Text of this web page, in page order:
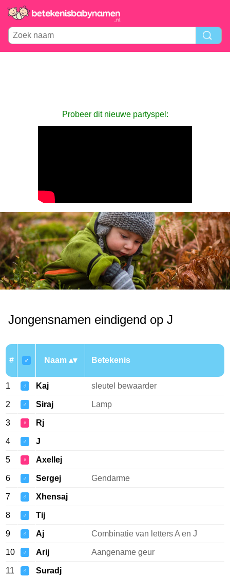
Probeer dit nieuwe partyspel:
Jongensnamen eindigend op J
# ♂ Naam Betekenis
1 ♂ Kaj sleutel bewaarder
2 ♂ Siraj Lamp
3 ♀ Rj
4 ♂ J
5 ♀ Axellej
6 ♂ Sergej Gendarme
7 ♂ Xhensaj
8 ♂ Tij
9 ♂ Aj Combinatie van letters A en J
10 ♂ Arij Aangename geur
11 ♂ Suradj